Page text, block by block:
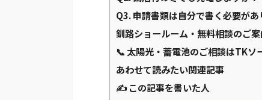
Q3. 申請書類は自分で書く必要があ
釧路ショールーム・無料相談のご案
📞 太陽光・蓄電池のご相談はTKソ
あわせて読みたい関連記事
✍️ この記事を書いた人